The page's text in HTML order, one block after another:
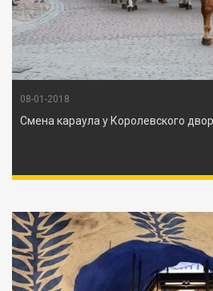
08-01-2018
Смена караула у Королевского